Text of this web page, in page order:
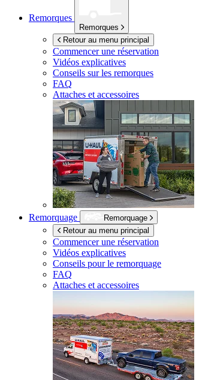
Remorques
Remorques
Retour au menu principal
Commencer une réservation
Vidéos explicatives
Conseils sur les remorques
FAQ
Attaches et accessoires
Remorquage
Remorquage
Retour au menu principal
Commencer une réservation
Vidéos explicatives
Conseils pour le remorquage
FAQ
Attaches et accessoires